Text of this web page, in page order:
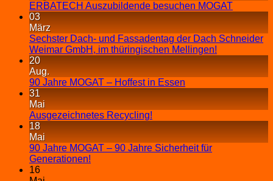
ERBATECH Auszubildende besuchen MOGAT
03
März
Sechster Dach- und Fassadentag der Dach Schneider
Weimar GmbH, im thüringischen Mellingen!
20
Aug.
90 Jahre MOGAT – Hoffest in Essen
31
Mai
Ausgezeichnetes Recycling!
18
Mai
90 Jahre MOGAT – 90 Jahre Sicherheit für
Generationen!
16